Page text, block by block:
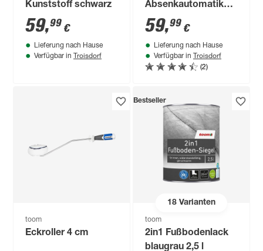
Kunststoff schwarz
59,99 €
Lieferung nach Hause
Verfügbar in Troisdorf
Absenkautomatik
weiß Holzkern
59,99 €
Lieferung nach Hause
Verfügbar in Troisdorf
(2)
toom
Eckroller 4 cm
18Varianten
Bestseller
toom
2in1 Fußbodenlack
blaugrau 2,5 l